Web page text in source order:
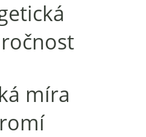
míra